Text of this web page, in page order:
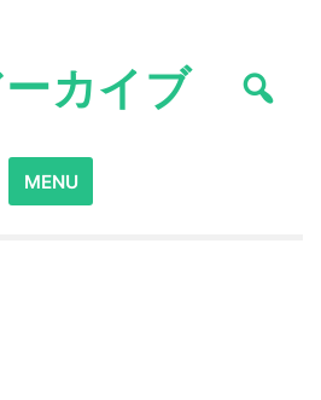
カイブ
Search
for:
MENU